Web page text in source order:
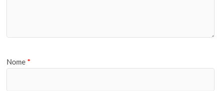
Nome *